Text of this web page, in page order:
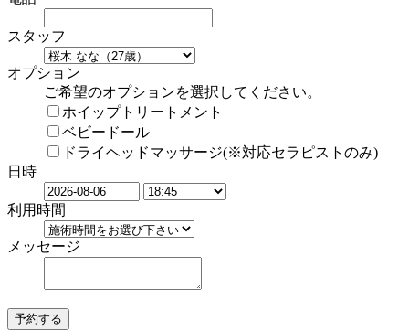
スタッフ
オプション
ご希望のオプションを選択してください。
ホイップトリートメント
ベビードール
ドライヘッドマッサージ(※対応セラピストのみ)
日時
利用時間
メッセージ